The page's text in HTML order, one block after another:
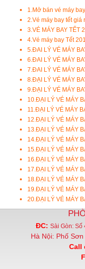
1. Mở bán vé máy
2. Vé máy bay tết giá
3. VÉ MÁY BAY TẾT
4. Vé máy bay Tết
5. ĐAI LÝ VÉ MÁY
6. ĐAI LÝ VÉ MÁY
7. ĐAI LÝ VÉ MÁY
8. ĐẠI LÝ VÉ MÁY
9. ĐẠI LÝ VÉ MÁY
10. ĐẠI LÝ VÉ MÁY
11. ĐẠI LÝ VÉ MÁY
12. ĐẠI LÝ VÉ MÁY
13. ĐẠI LÝ VÉ MÁY
14. ĐẠI LÝ VÉ MÁY
15. ĐẠI LÝ VÉ MÁY
16. ĐẠI LÝ VÉ MÁY
17. ĐẠI LÝ VÉ MÁY
18. ĐẠI LÝ VÉ MÁY
19. ĐẠI LÝ VÉ MÁY
20. ĐẠI LÝ VÉ MÁY
ĐC: Sài Gòn:
Hà Nội: Phố
Call